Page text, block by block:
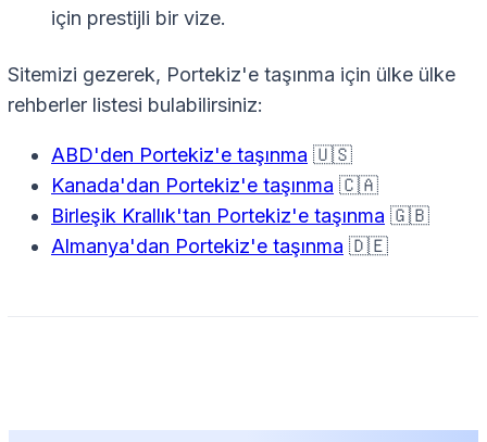
için prestijli bir vize.
Sitemizi gezerek, Portekiz'e taşınma için ülke ülke
rehberler listesi bulabilirsiniz:
ABD'den Portekiz'e taşınma 🇺🇸
Kanada'dan Portekiz'e taşınma 🇨🇦
Birleşik Krallık'tan Portekiz'e taşınma 🇬🇧
Almanya'dan Portekiz'e taşınma 🇩🇪